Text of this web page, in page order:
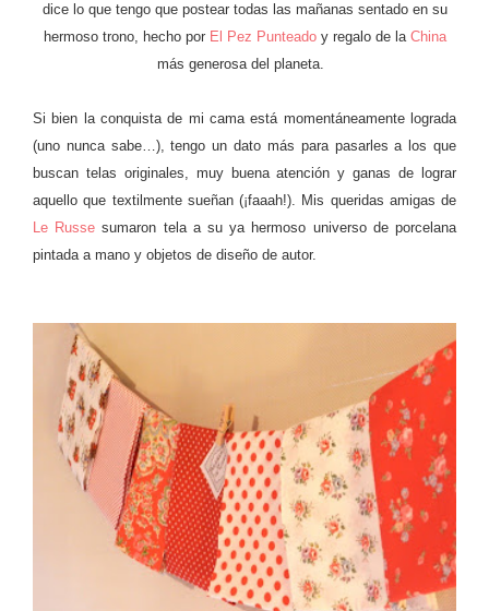
dice lo que tengo que postear todas las mañanas sentado en su
hermoso trono, hecho por El Pez Punteadoy regalo de la China
más generosa del planeta.
Si bien la conquista de mi cama está momentáneamente lograda
(uno nunca sabe…), tengo un dato más para pasarles a los que
buscan telas originales, muy buena atención y ganas de lograr
aquello que textilmente sueñan (¡faaah!). Mis queridas amigas de
Le Russe sumaron tela a su ya hermoso universo de porcelana
pintada a mano y objetos de diseño de autor.